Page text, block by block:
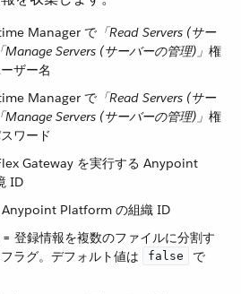
Manager で​ 「Read Servers (サー
「Manage Servers (サーバーの管理)」 ​権
ザー名
Manager で​ 「Read Servers (サー
「Manage Servers (サーバーの管理)」 ​権
ワード
Gateway を実行する Anypoint
ID
Anypoint Platform の組織 ID
= 登録情報を複数のファイルに分割す
ラグ。デフォルト値は
false
​ で